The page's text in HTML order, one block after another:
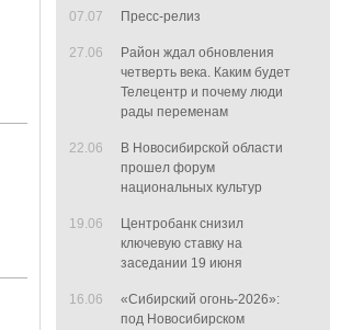
07.07 Пресс-релиз
27.06
Район ждал обновления
четверть века. Каким будет
Телецентр и почему люди
рады переменам
22.06
В Новосибирской области
прошел форум
национальных культур
19.06
Центробанк снизил
ключевую ставку на
заседании 19 июня
16.06
«Сибирский огонь-2026»:
под Новосибирском